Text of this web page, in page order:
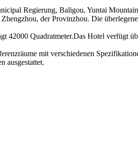
Regierung, Baligou, Yuntai
der Provinzhou. Die
42000 Quadratmeter.Das Hotel verfügt
mit verschiedenen
ausgestattet.